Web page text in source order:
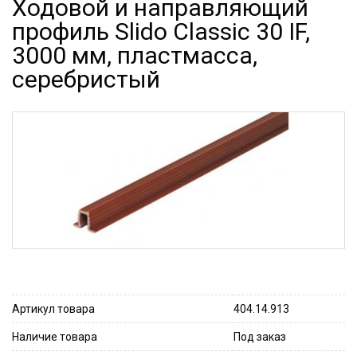
Ходовой и направляющий
профиль Slido Classic 30 IF,
3000 мм, пластмасса,
серебристый
Артикул товара 404.14.913
Наличие товара Под заказ